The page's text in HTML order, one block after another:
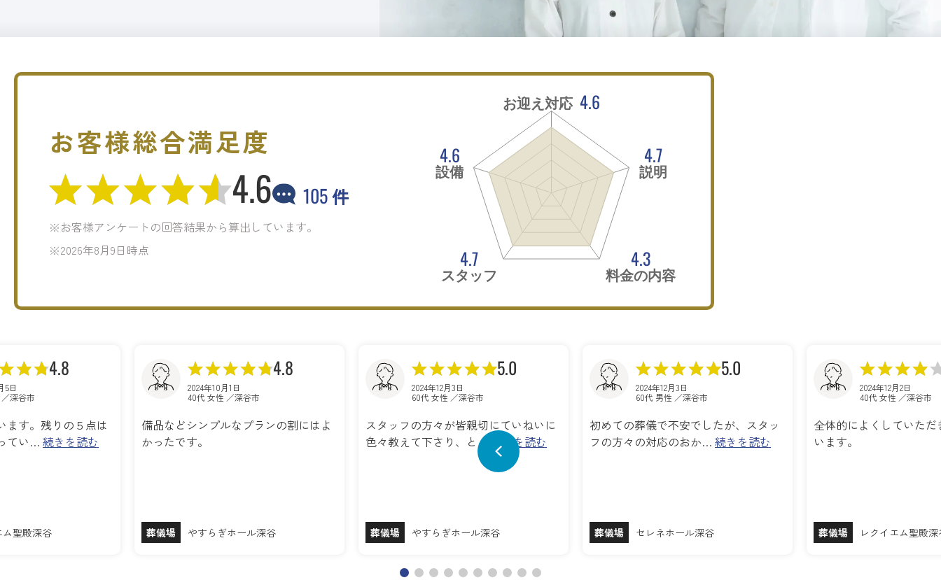
お客様総合満足度
4.6 105件
※お客様アンケートの回答結果から算出しています。
※2026年8月9日時点
お迎え対応 4.6
4.7
説明
4.3
料金の内容
4.7
スタッフ
4.6
設備
4.8
5日
深谷市
ます。残りの５点は
てい… 続きを読む
聖殿深谷
4.8
2024年10月1日
40代 女性 ／深谷市
備品などシンプルなプランの割にはよ
かったです。
葬儀場 やすらぎホール深谷
5.0
2024年12月3日
60代 女性 ／深谷市
スタッフの方々が皆親切にていねいに
色々教えて下さり、と…
続きを読む
葬儀場 やすらぎホール深谷
5.0
2024年12月3日
60代 男性 ／深谷市
初めての葬儀で不安でしたが、スタッ
フの方々の対応のおか… 続きを読む
葬儀場 セレネホール深谷
2024年12月2日
40代 女性 ／深谷市
全体的によくしていた
います。
葬儀場 レクイエム聖殿深